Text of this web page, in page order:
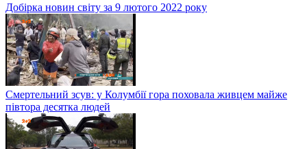
Добірка новин світу за 9 лютого 2022 року
Смертельний зсув: у Колумбії гора поховала живцем майже
півтора десятка людей